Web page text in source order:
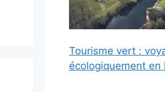
Tourisme vert :
écologiquement en